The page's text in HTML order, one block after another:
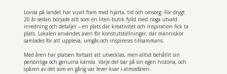
Lovisa på landet har vuxit fram med hjärta, tid och omsorg. För drygt
20 år sedan började allt som en liten butik fylld med noga utvald
inredning och detaljer – en plats där kreativitet och inspiration fick ta
plats. Lokalen användes även för konstutställningar, där människor
samlades för att uppleva, umgås och inspireras tillsammans.
Med åren har platsen fortsatt att utvecklas, men alltid behållit sin
personliga och genuina känsla. Varje del bär på sin egen historia, och
spåren av det som en gång var lever kvar i atmosfären.